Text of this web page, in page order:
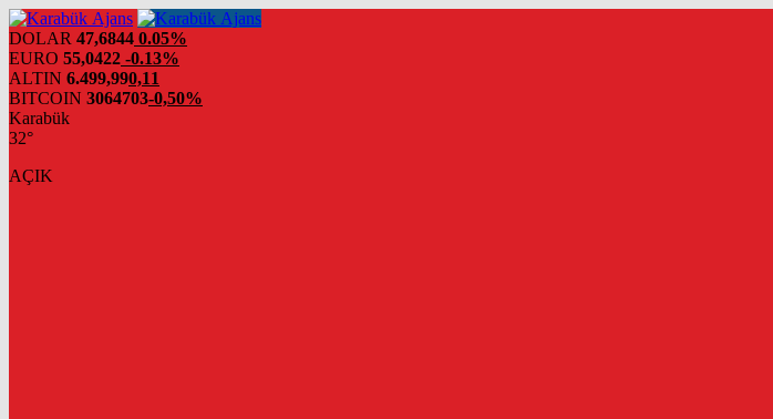
DOLAR 47,6844 0.05%
EURO 55,0422 -0.13%
ALTIN 6.499,990,11
BITCOIN 3064703-0,50%
Karabük
32°
AÇIK